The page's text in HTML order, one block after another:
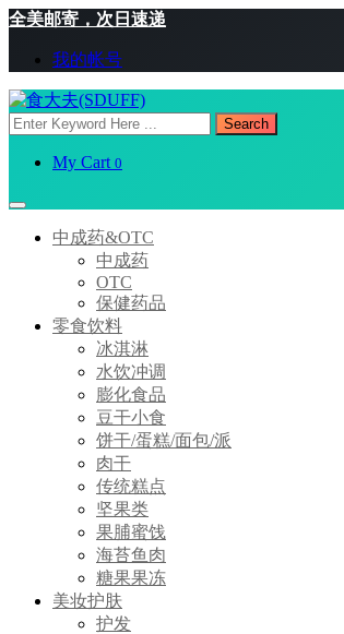
全美邮寄，次日速递
我的帐号
Search
My Cart 0
中成药&OTC
中成药
OTC
保健药品
零食饮料
冰淇淋
水饮冲调
膨化食品
豆干小食
饼干/蛋糕/面包/派
肉干
传统糕点
坚果类
果脯蜜饯
海苔鱼肉
糖果果冻
美妆护肤
护发